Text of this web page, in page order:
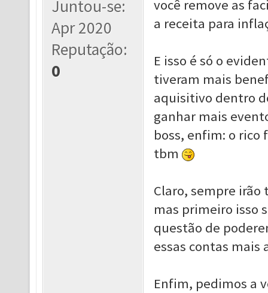
Juntou-se:
Apr 2020
Reputação:
0
você remove as
a receita para
E isso é só o
tiveram mais
aquisitivo dentro
ganhar mais
boss, enfim: o rico
tbm
Claro, sempre
mas primeiro isso
questão de
essas contas mais
Enfim, pedimos a